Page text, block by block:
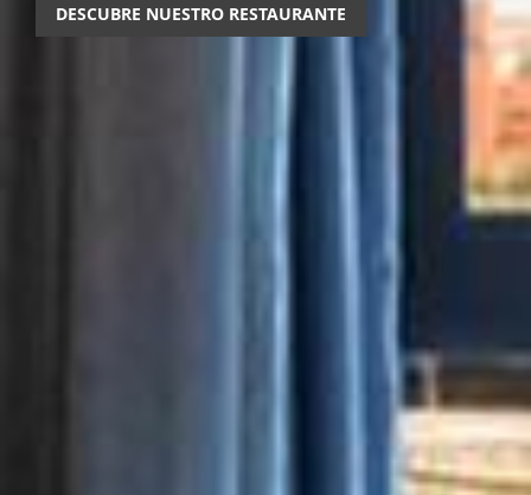
DESCUBRE NUESTRO RESTAURANTE
DESCUBRE NUESTRO RESTAURANTE